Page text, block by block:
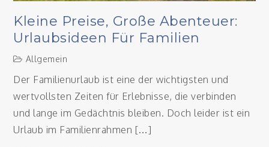
Kleine Preise, Große Abenteuer:
Urlaubsideen Für Familien
Allgemein
Der Familienurlaub ist eine der wichtigsten und
wertvollsten Zeiten für Erlebnisse, die verbinden
und lange im Gedächtnis bleiben. Doch leider ist ein
Urlaub im Familienrahmen […]